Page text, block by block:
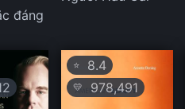
đáng
⭐ 8.4
💛 978,491